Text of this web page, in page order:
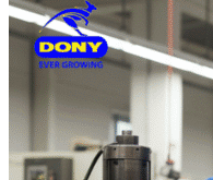
Trang chủ